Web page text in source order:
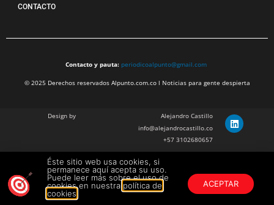
CONTACTO
Contacto y pauta: periodicoalpunto@gmail.com
© 2025 Derechos reservados Alpunto.com.co l Noticias para gente despierta
Design by
Alejandro Castillo
info@alejandrocastillo.co
+57 3102680657
Julian Barragan Verano
julbarg@gmail.com
+57 312 308 9218
Éste sitio web usa cookies, si
permanece aquí acepta su uso.
Puede leer más sobre el uso de
cookies en nuestra política de
cookies
ACEPTAR